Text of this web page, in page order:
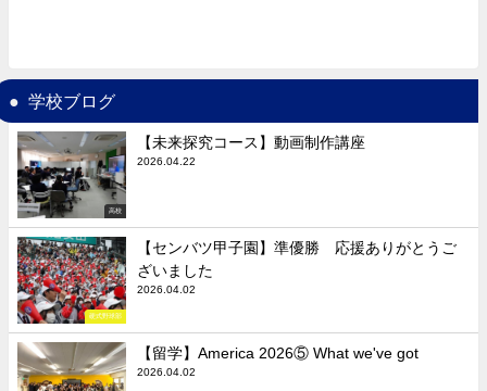
学校ブログ
高校
【未来探究コース】動画制作講座
2026.04.22
硬式野球部
【センバツ甲子園】準優勝 応援ありがとうご
ざいました
2026.04.02
【留学】America 2026⑤ What we've got
2026.04.02